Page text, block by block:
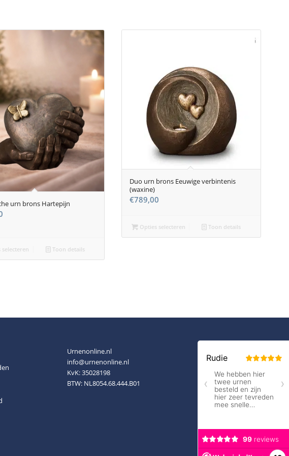
urn brons Hartepijn
Toon details
Duo urn brons Eeuwige verbintenis
(waxine)
€789,00
Opties selecteren Toon details
Urnenonline.nl
info@urnenonline.nl
KvK: 35028198
BTW: NL8054.68.444.B01